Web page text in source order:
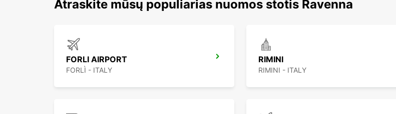
Atraskite mūsų populiarias nuomos stotis Ravenna
FORLI AIRPORT
FORLÌ - ITALY
RIMINI
RIMINI - ITALY